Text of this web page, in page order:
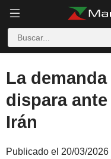
La
dispara
Irán
Publicado el 20/03/2026